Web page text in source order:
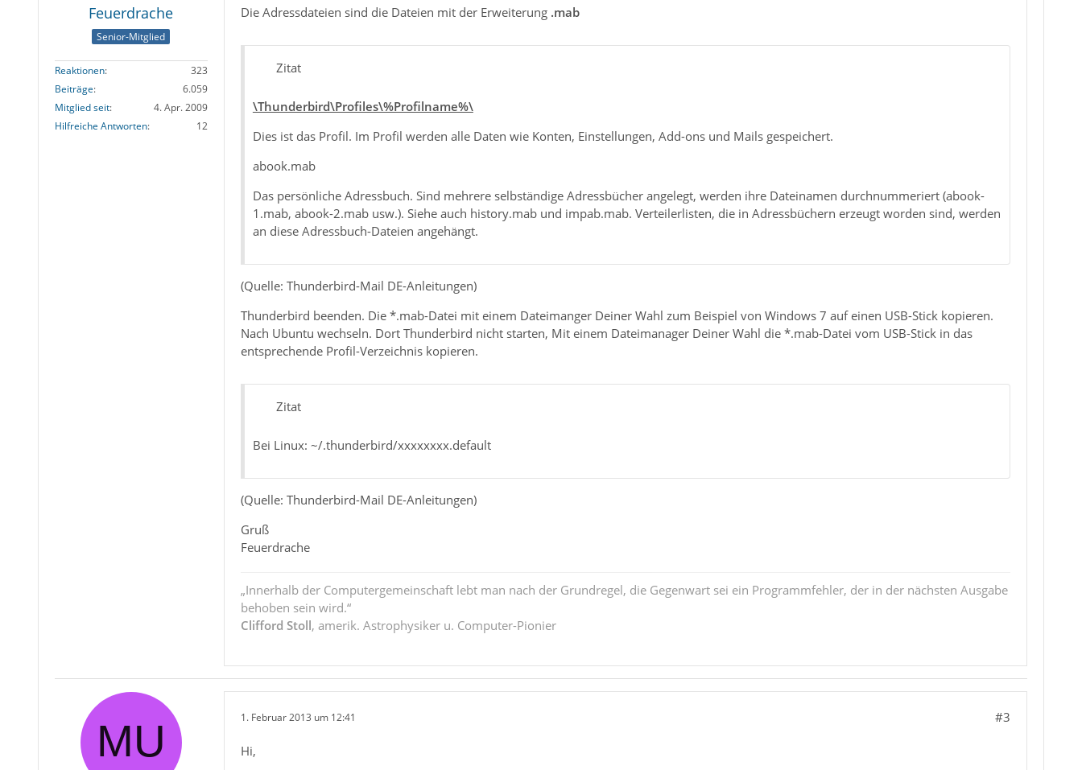
Feuerdrache
Senior-Mitglied
Reaktionen
323
Beiträge
6.059
Mitglied seit
4. Apr. 2009
Hilfreiche Antworten
12
Die Adressdateien sind die Dateien mit der Erweiterung .mab
Zitat
\Thunderbird\Profiles\%Profilname%\
Dies ist das Profil. Im Profil werden alle Daten wie Konten, Einstellungen, Add-ons und Mails gespeichert.
abook.mab
Das persönliche Adressbuch. Sind mehrere selbständige Adressbücher angelegt, werden ihre Dateinamen durchnummeriert (abook-
1.mab, abook-2.mab usw.). Siehe auch history.mab und impab.mab. Verteilerlisten, die in Adressbüchern erzeugt worden sind, werden
an diese Adressbuch-Dateien angehängt.
(Quelle: Thunderbird-Mail DE-Anleitungen)
Thunderbird beenden. Die *.mab-Datei mit einem Dateimanger Deiner Wahl zum Beispiel von Windows 7 auf einen USB-Stick kopieren.
Nach Ubuntu wechseln. Dort Thunderbird nicht starten, Mit einem Dateimanager Deiner Wahl die *.mab-Datei vom USB-Stick in das
entsprechende Profil-Verzeichnis kopieren.
Zitat
Bei Linux: ~/.thunderbird/xxxxxxxx.default
(Quelle: Thunderbird-Mail DE-Anleitungen)
Gruß
Feuerdrache
„Innerhalb der Computergemeinschaft lebt man nach der Grundregel, die Gegenwart sei ein Programmfehler, der in der nächsten Ausgabe
behoben sein wird.“
Clifford Stoll, amerik. Astrophysiker u. Computer-Pionier
1. Februar 2013 um 12:41 #3
Hi,